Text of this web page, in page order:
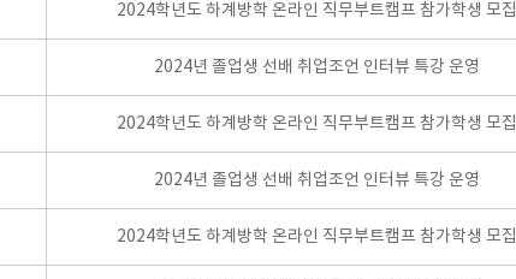
2024학년도 하계방학 온라인 직무부트캠프 참가학생 모집
2024년 졸업생 선배 취업조언 인터뷰 특강 운영
2024학년도 하계방학 온라인 직무부트캠프 참가학생 모집
2024년 졸업생 선배 취업조언 인터뷰 특강 운영
2024학년도 하계방학 온라인 직무부트캠프 참가학생 모집